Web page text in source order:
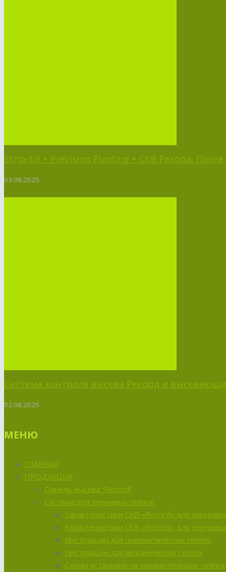
Strip-till + Precision Planting + СКВ Рекорд.
03.08.2025
Система контроля высева Рекорд и
02.08.2025
МЕНЮ
ГЛАВНАЯ
ПРОДУКЦИЯ
Панель высева “Record”
Система для зерновых сеялок
Характеристики СКВ «Record» для
Характеристики СКВ «Record» для
Инструкции для пневматических сеялок
Инструкции для механических сеялок
Схемы установки на пневматических